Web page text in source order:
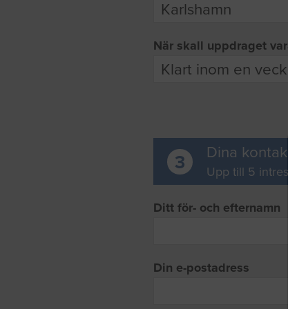
När skall uppdraget
3 Dina
Upp till 5
Ditt för- och efternamn
Din e-postadress